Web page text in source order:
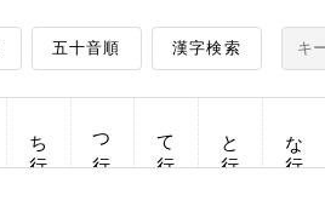
五十音順 漢字検索
ち行 つ行 て行 と行 な行